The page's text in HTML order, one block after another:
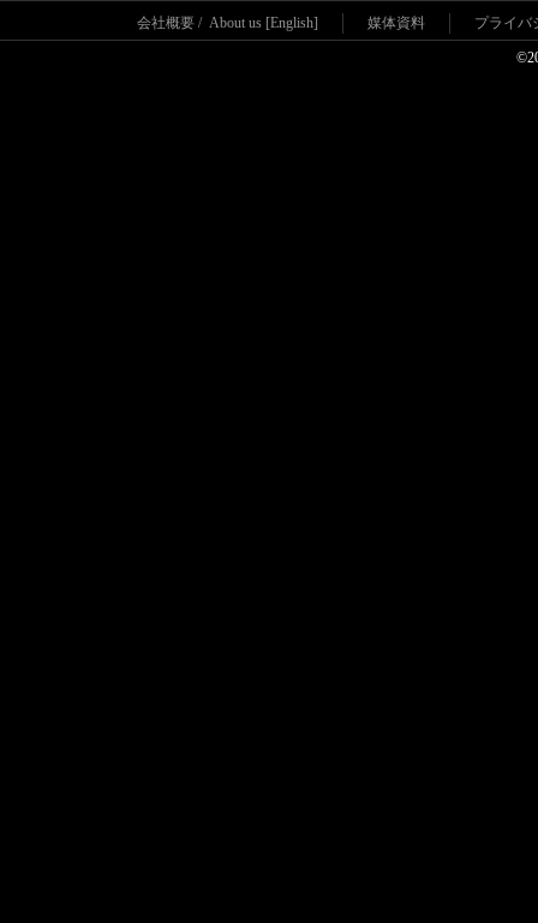
会社概要 / About us [English] 媒体資料 プライバ